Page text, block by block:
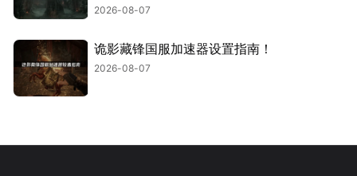
2026-08-07
诡影藏锋国服加速器设置指南！
2026-08-07